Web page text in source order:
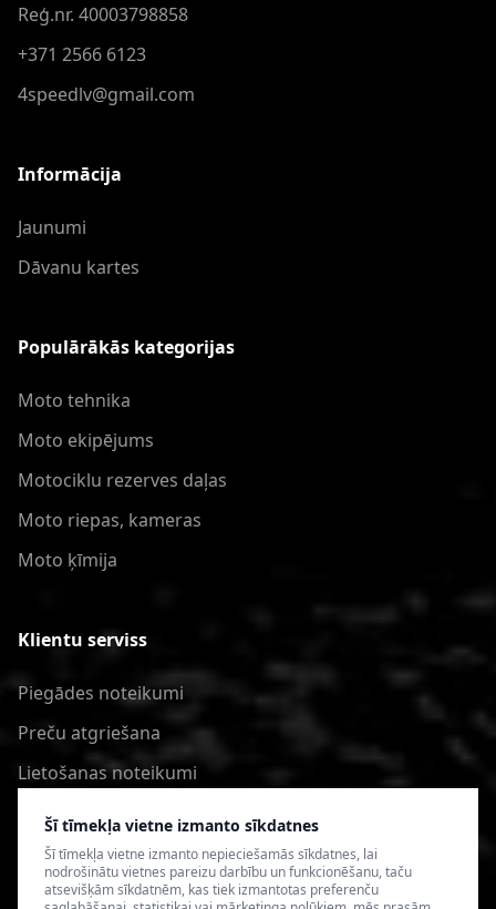
Šī tīmekļa vietne izmanto sīkdatnes
Šī tīmekļa vietne izmanto nepieciešamās sīkdatnes, lai
nodrošinātu vietnes pareizu darbību un funkcionēšanu, taču
atsevišķām sīkdatnēm, kas tiek izmantotas preferenču
Reģ.nr. 40003798858
+371 2566 6123
4speedlv@gmail.com
Informācija
Jaunumi
Dāvanu kartes
Populārākās kategorijas
Moto tehnika
Moto ekipējums
Motociklu rezerves daļas
Moto riepas, kameras
Moto ķīmija
Klientu serviss
Piegādes noteikumi
Preču atgriešana
Lietošanas noteikumi
Privātuma politika